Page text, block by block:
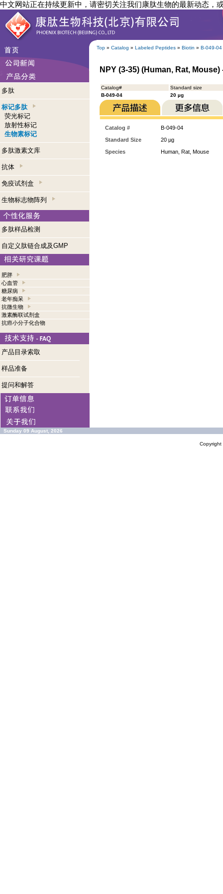
中文网站正在持续更新中，请密切关注我们康肽生物的最新动态，
Top » Catalog » Labeled Peptides » Biotin » B-049-04
多肽
标记多肽
荧光标记
放射性标记
生物素标记
多肽激素文库
抗体
免疫试剂盒
生物标志物阵列
多肽样品检测
自定义肽链合成及GMP
肥胖
心血管
糖尿病
老年痴呆
抗微生物
激素酶联试剂盒
抗癌小分子化合物
产品目录索取
样品准备
提问和解答
NPY (3-35) (Human, Rat,
Catalog#
Standard size
B-049-04
20 µg
Catalog #
B-049-04
Standard Size
20 µg
Species
Human, Rat, Mouse
Sunday 09 August, 2026